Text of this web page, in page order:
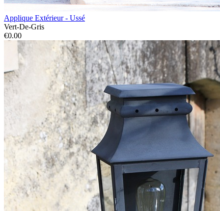
Applique Extérieur - Ussé
Vert-De-Gris
€0.00